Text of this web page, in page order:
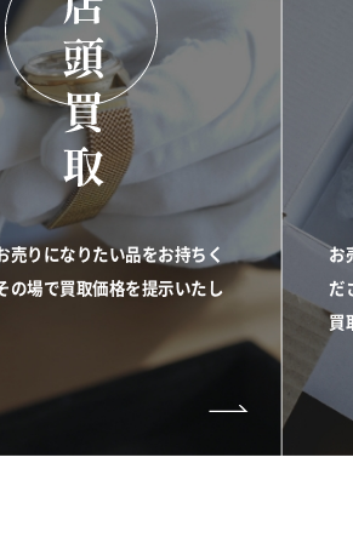
売りになりたい品をお持ちく
の場で買取価格を提示いたし
お
だ
買